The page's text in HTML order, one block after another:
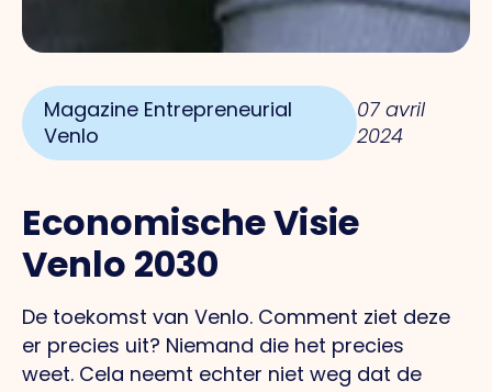
Magazine Entrepreneurial
Venlo
07 avril
2024
Economische Visie
Venlo 2030
De toekomst van Venlo. Comment ziet deze
er precies uit? Niemand die het precies
weet. Cela neemt echter niet weg dat de